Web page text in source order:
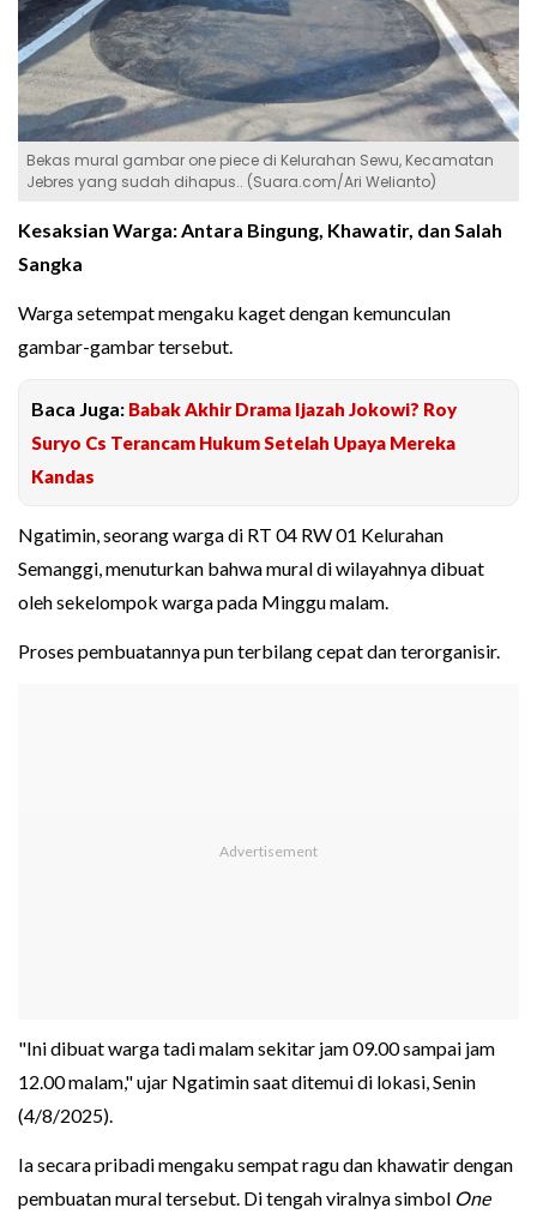
Bekas mural gambar one piece di Kelurahan Sewu, Kecamatan
Jebres yang sudah dihapus.. (Suara.com/Ari Welianto)
Kesaksian Warga: Antara Bingung, Khawatir, dan Salah
Sangka
Warga setempat mengaku kaget dengan kemunculan
gambar-gambar tersebut.
Baca Juga: Babak Akhir Drama Ijazah Jokowi? Roy
Suryo Cs Terancam Hukum Setelah Upaya Mereka
Kandas
Ngatimin, seorang warga di RT 04 RW 01 Kelurahan
Semanggi, menuturkan bahwa mural di wilayahnya dibuat
oleh sekelompok warga pada Minggu malam.
Proses pembuatannya pun terbilang cepat dan terorganisir.
"Ini dibuat warga tadi malam sekitar jam 09.00 sampai jam
12.00 malam," ujar Ngatimin saat ditemui di lokasi, Senin
(4/8/2025).
Ia secara pribadi mengaku sempat ragu dan khawatir dengan
pembuatan mural tersebut. Di tengah viralnya simbol One